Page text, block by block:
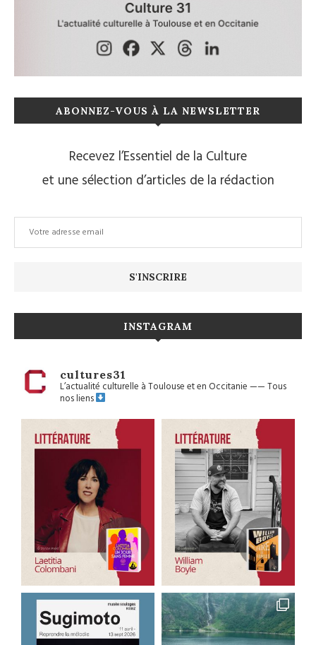
ABONNEZ-VOUS À LA NEWSLETTER
Recevez l’Essentiel de la Culture
et une sélection d’articles de la rédaction
INSTAGRAM
cultures31
L’actualité culturelle à Toulouse et en Occitanie——Tous
nos liens